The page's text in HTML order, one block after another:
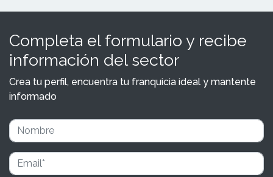
Completa el formulario y recibe
información del sector
Crea tu perfil, encuentra tu franquicia ideal y mantente
informado